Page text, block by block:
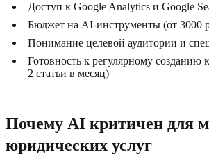
Доступ к Google Analytics и Google
Бюджет на AI-инструменты (от 3000
Понимание целевой аудитории и
Готовность к регулярному созданию
2 статьи в месяц)
Почему AI критичен для
юридических услуг